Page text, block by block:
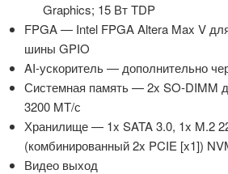
Graphics; 15 Вт TDP
FPGA — Intel FPGA Altera Max V
шины GPIO
AI-ускоритель — дополнительно
Системная память — 2x SO-DIMM
3200 MT/с
Хранилище — 1x SATA 3.0, 1x M.2
(комбинированный 2x PCIE [x1])
Видео выход